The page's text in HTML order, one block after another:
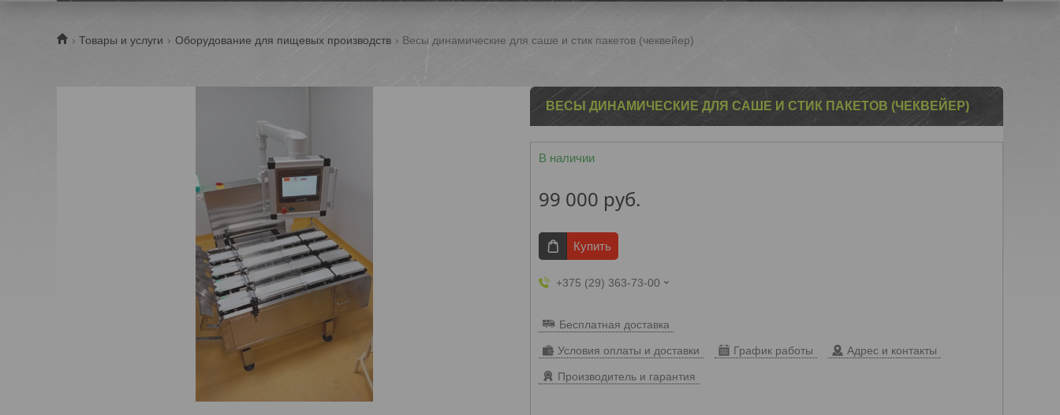
Товары и услуги Оборудование для пищевых производств Весы динамические для саше и стик пакетов (чеквейер)
ВЕСЫ ДИНАМИЧЕСКИЕ ДЛЯ САШЕ И СТИК ПАКЕТОВ (ЧЕКВЕЙЕР)
В наличии
99 000 руб.
Купить
+375 (29) 363-73-00
Бесплатная доставка
Условия оплаты и доставки График работы Адрес и контакты
Производитель и гарантия